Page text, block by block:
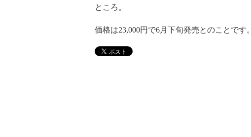
ところ。
価格は23,000円で6月下旬発売とのことです。